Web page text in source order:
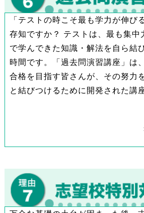
「テストの時こそ最も学力が伸び
存知ですか？ テストは、最も集中
で学んできた知識・解法を自ら結
時間です。「過去問演習講座」は
合格を目指す皆さんが、その努力
と結びつけるために開発された講